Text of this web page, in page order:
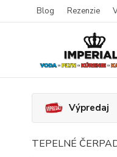
Blog Rezenzie
Výpredaj
TEPELNÉ